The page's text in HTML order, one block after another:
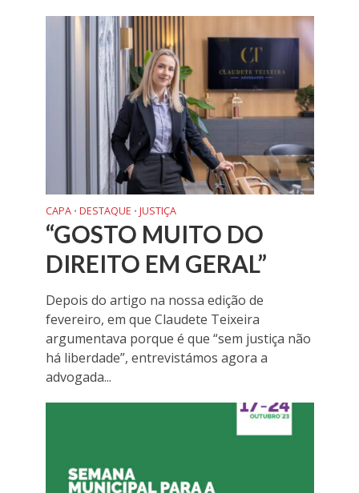
CAPA • DESTAQUE • JUSTIÇA
“GOSTO MUITO DO
DIREITO EM GERAL”
Depois do artigo na nossa edição de
fevereiro, em que Claudete Teixeira
argumentava porque é que “sem justiça não
há liberdade”, entrevistámos agora a
advogada...